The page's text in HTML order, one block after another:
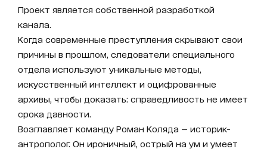
Проект является собственной разработкой
канала.
Когда современные преступления скрывают свои
причины в прошлом, следователи специального
отдела используют уникальные методы,
искусственный интеллект и оцифрованные
архивы, чтобы доказать: справедливость не имеет
срока давности.
Возглавляет команду Роман Коляда — историк-
антрополог. Он ироничный, острый на ум и умеет